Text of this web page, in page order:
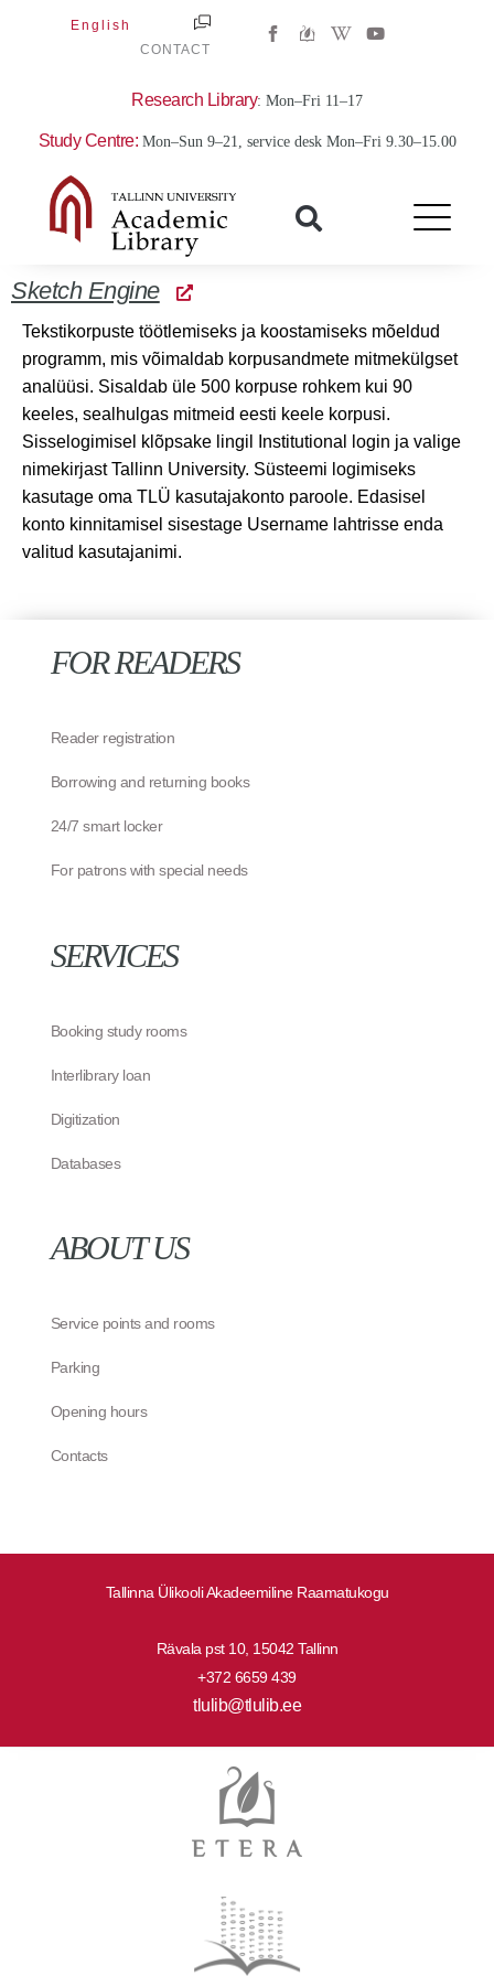
English
CONTACT
W
i
e
i
Y
o
Research Library: Mon–Fri 11–17
Study Centre: Mon–Sun 9–21, service desk Mon–Fri 9.30–15.00
Sketch Engine
Tekstikorpuste töötlemiseks ja koostamiseks mõeldud
programm, mis võimaldab korpusandmete mitmekülgset
analüüsi. Sisaldab üle 500 korpuse rohkem kui 90
keeles, sealhulgas mitmeid eesti keele korpusi.
Sisselogimisel klõpsake lingil Institutional login ja valige
nimekirjast Tallinn University. Süsteemi logimiseks
kasutage oma TLÜ kasutajakonto paroole. Edasisel
konto kinnitamisel sisestage Username lahtrisse enda
valitud kasutajanimi.
Tallinna Ülikooli Akadeemiline Raamatukogu
Rävala pst 10, 15042 Tallinn
+372 6659 439
tlulib@tlulib.ee
FOR READERS
Reader registration
Borrowing and returning books
24/7 smart locker
For patrons with special needs
SERVICES
Booking study rooms
Interlibrary loan
Digitization
Databases
ABOUT US
Service points and rooms
Parking
Opening hours
Contacts